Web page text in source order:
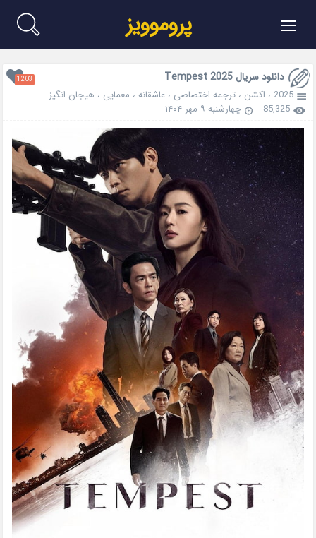
≡ پروموویز
دانلود سریال Tempest 2025 1203
2025 ، اکشن ،ترجمه اختصاصی ،عاشقانه ، معمایی ، هیجان انگیز
85,325
چهارشنبه ۹ مهر ۱۴۰۴